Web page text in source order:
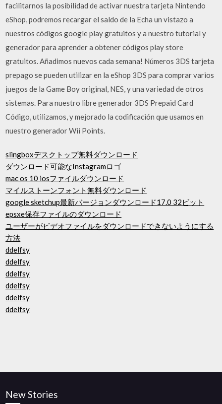
facilitarnos la posibilidad de activar nuestra tarjeta Nintendo
eShop, podremos recargar el saldo de la Echa un vistazo a
nuestros códigos google play gratuitos y a nuestro tutorial y
generador para aprender a obtener códigos play store
gratuitos. Añadimos nuevos cada semana! Números 3DS tarjeta
prepago se pueden utilizar en la eShop 3DS para comprar varios
juegos de la Game Boy original, NES, y una variedad de otros
sistemas. Para nuestro libre generador 3DS Prepaid Card
Código, utilizamos, y mejorado la codificación que usamos en
nuestro generador Wii Points.
slingboxデスクトップ無料ダウンロード
ダウンロード可能なInstagramロゴ
mac os 10 iosファイルダウンロード
マイルストーンフォント無料ダウンロード
google sketchup最新バージョンダウンロード17.0 32ビット
epsxe保存ファイルのダウンロード
ユーザーがビデオファイルをダウンロードできないようにする
方法
ddelfsy
ddelfsy
ddelfsy
ddelfsy
ddelfsy
ddelfsy
New Stories